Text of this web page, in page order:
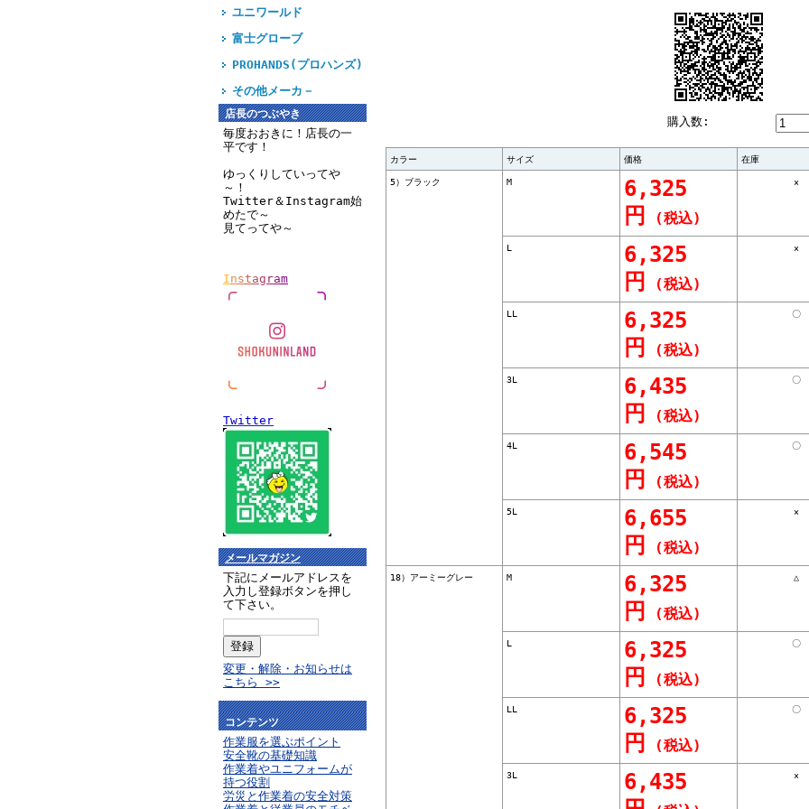
ユニワールド
富士グローブ
PROHANDS(プロハンズ)
その他メーカ－
店長のつぶやき
毎度おおきに！店長の一
平です！
ゆっくりしていってや
～！
Twitter＆Instagram始
めたで～
見てってや～
Instag ram
Twitter
メールマガジン
下記にメールアドレスを
入力し登録ボタンを押し
て下さい。
変更・解除・お知らせは
こちら >>
コンテンツ
作業服を選ぶポイント
安全靴の基礎知識
作業着やユニフォームが
持つ役割
労災と作業着の安全対策
購入数:
カラー サイズ 価格 在庫
5）ブラック M
6,325
円
(税込)
×
L
6,325
円
(税込)
×
LL
6,325
円
(税込)
〇
3L
6,435
円
(税込)
〇
4L
6,545
円
(税込)
〇
5L
6,655
円
(税込)
×
18）アーミーグレー M
6,325
円
(税込)
△
L
6,325
円
(税込)
〇
LL
6,325
円
(税込)
〇
3L
6,435
×